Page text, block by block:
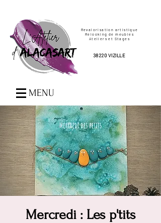
Revalorisation artistique
Relooking de meubles
Ateliers et Stages
38220 VIZILLE
MENU
Mercredi : Les p'tits